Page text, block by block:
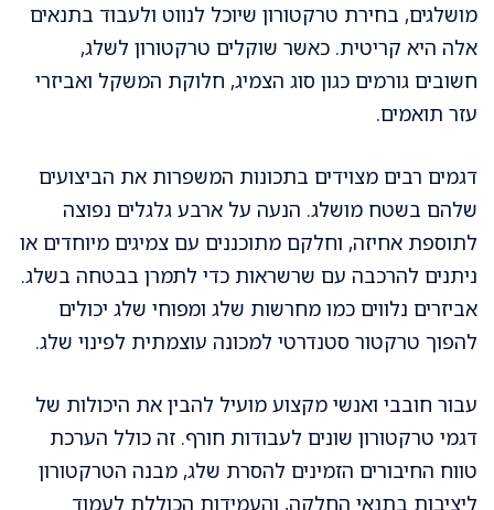
מושלגים, בחירת טרקטורון שיוכל לנווט ולעבוד בתנאים
אלה היא קריטית. כאשר שוקלים טרקטורון לשלג,
חשובים גורמים כגון סוג הצמיג, חלוקת המשקל ואביזרי
עזר תואמים.
דגמים רבים מצוידים בתכונות המשפרות את הביצועים
שלהם בשטח מושלג. הנעה על ארבע גלגלים נפוצה
לתוספת אחיזה, וחלקם מתוכננים עם צמיגים מיוחדים או
ניתנים להרכבה עם שרשראות כדי לתמרן בבטחה בשלג.
אביזרים נלווים כמו מחרשות שלג ומפוחי שלג יכולים
להפוך טרקטור סטנדרטי למכונה עוצמתית לפינוי שלג.
עבור חובבי ואנשי מקצוע מועיל להבין את היכולות של
דגמי טרקטורון שונים לעבודות חורף. זה כולל הערכת
טווח החיבורים הזמינים להסרת שלג, מבנה הטרקטורון
ליציבות בתנאי החלקה, והעמידות הכוללת לעמוד